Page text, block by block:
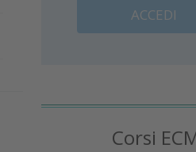
ACCEDI
Corsi